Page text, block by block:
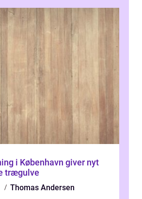
i København giver nyt
trægulve
Thomas Andersen